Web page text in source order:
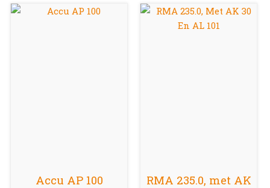
Accu AP 100
RMA 235.0, met AK